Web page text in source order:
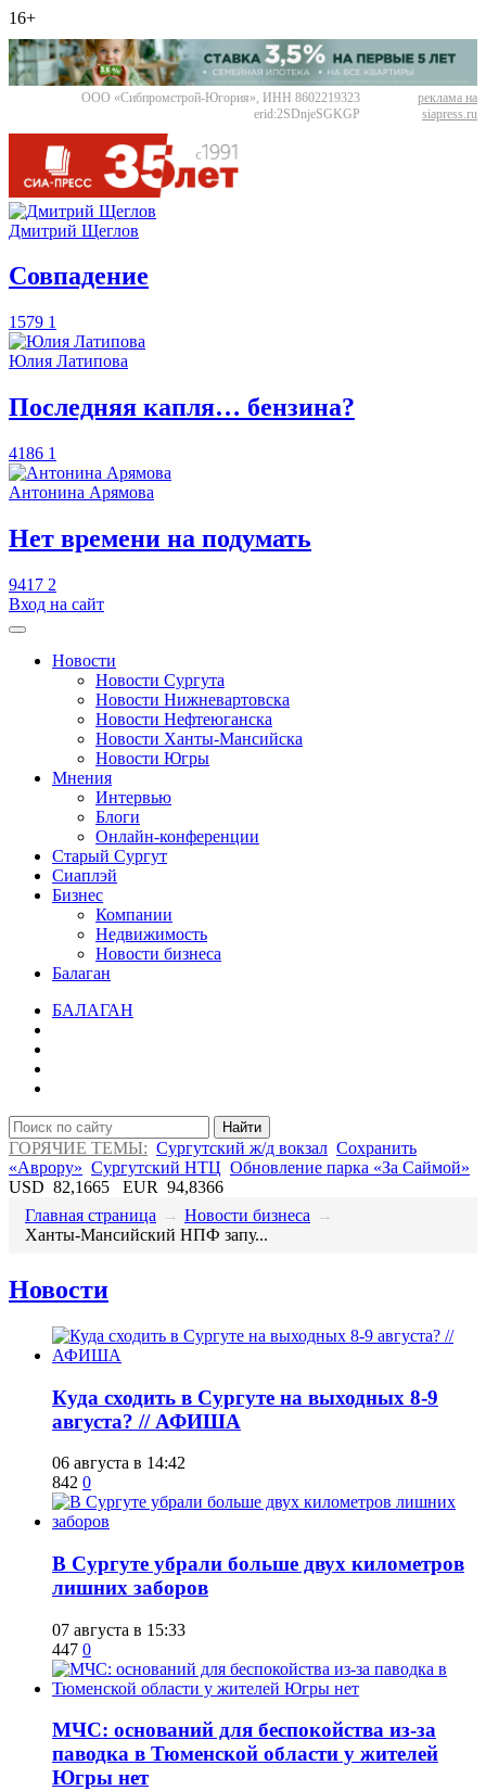
16+
ООО «Сибпромстрой-Югория», ИНН 8602219323
erid:2SDnjeSGKGP
реклама на
siapress.ru
Дмитрий Щеглов
​Совпадение
1579 1
Юлия Латипова
​Последняя капля… бензина?
4186 1
Антонина Арямова
​Нет времени на подумать
9417 2
Вход на сайт
Новости
Новости Сургута
Новости Нижневартовска
Новости Нефтеюганска
Новости Ханты-Мансийска
Новости Югры
Мнения
Интервью
Блоги
Онлайн-конференции
Старый Сургут
Сиаплэй
Бизнес
Компании
Недвижимость
Новости бизнеса
Балаган
БАЛАГАН
Найти
ГОРЯЧИЕ ТЕМЫ: Сургутский ж/д вокзал Сохранить
«Аврору» Сургутский НТЦ Обновление парка «За Саймой»
USD 82,1665 EUR 94,8366
Главная страница → Новости бизнеса →
​Ханты-Мансийский НПФ запу...
Новости
​Куда сходить в Сургуте на выходных 8-9
августа? // АФИША
06 августа в 14:42
842 0
​В Сургуте убрали больше двух километров
лишних заборов
07 августа в 15:33
447 0
​МЧС: оснований для беспокойства из-за
паводка в Тюменской области у жителей
Югры нет